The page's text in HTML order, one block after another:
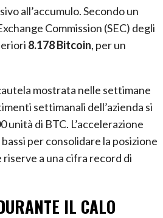
all’accumulo. Secondo un
Commission (SEC) degli
8.178 Bitcoin , per un
mostrata nelle settimane
settimanali dell’azienda si
di BTC. L’accelerazione
per consolidare la posizione
a una cifra record di
IL CALO